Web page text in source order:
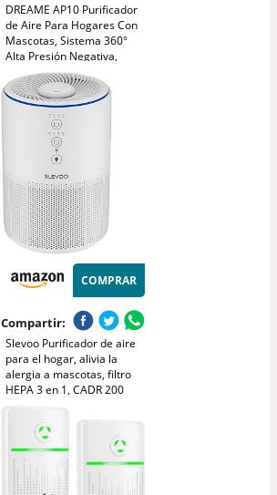
DREAME AP10 Purificador
de Aire Para Hogares Con
Mascotas, Sistema 360°
Alta Presión Negativa,
Purificación 5 Etapas Que
Captura Pelo y Olores,
Transparente, Tapa Curva,
Luz Eco, Control Con App
COMPRAR
Compartir:
Slevoo Purificador de aire
para el hogar, alivia la
alergia a mascotas, filtro
HEPA 3 en 1, CADR 200
m³/h, modo de suspensión,
elimina pelo de mascotas,
humo y olores, ahorro de
energía (Blanco)